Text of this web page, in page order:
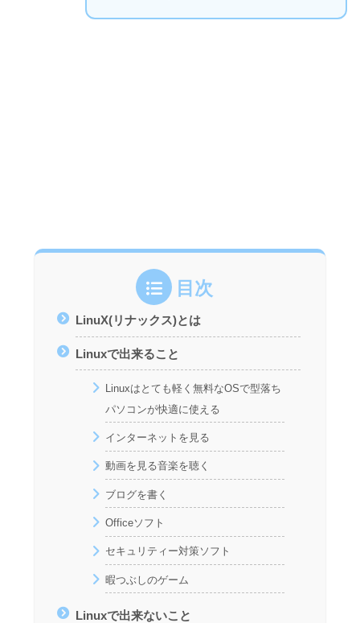
目次
LinuX(リナックス)とは
Linuxで出来ること
Linuxはとても軽く無料なOSで型落ち
パソコンが快適に使える
インターネットを見る
動画を見る音楽を聴く
ブログを書く
Officeソフト
セキュリティー対策ソフト
暇つぶしのゲーム
Linuxで出来ないこと